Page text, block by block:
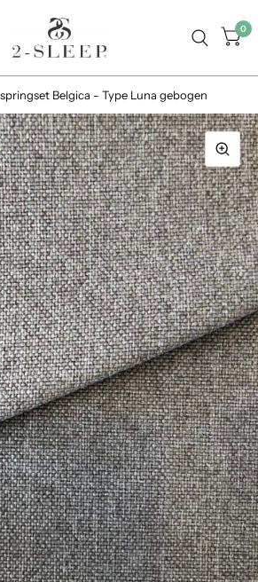
0
Belgica - Type Luna gebogen